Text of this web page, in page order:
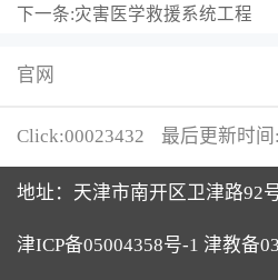
下一条:灾害医学救援系统工程
官网
Click:00023432 最后更新时间:
地址：天津市南开区卫津路92
津ICP备05004358号-1 津教备